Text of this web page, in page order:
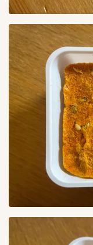
ごぼうキムチ 1
やまいもキムチ
らっきょうキムチ
れんこんキムチ
イイダコキムチ
イカキムチ 2
カクテキ 11
クリームチーズ
コトルペギキム
シルビキムチ 1
シルビキムチ(
ニラキムチ 1
7